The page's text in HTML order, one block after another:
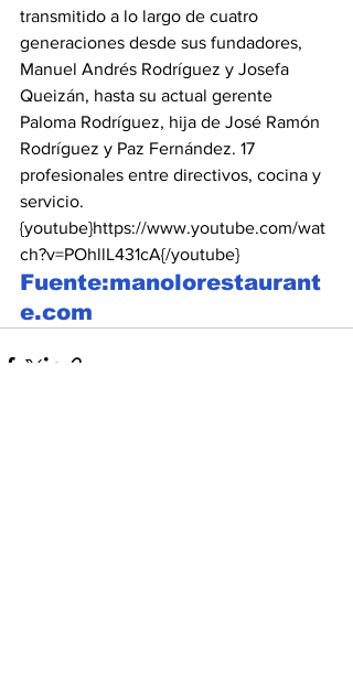
transmitido a lo largo de cuatro
generaciones desde sus fundadores,
Manuel Andrés Rodríguez y Josefa
Queizán, hasta su actual gerente
Paloma Rodríguez, hija de José Ramón
Rodríguez y Paz Fernández. 17
profesionales entre directivos, cocina y
servicio.
{youtube}https://www.youtube.com/wat
ch?v=POhllL431cA{/youtube}
Fuente:manolorestaurant
e.com